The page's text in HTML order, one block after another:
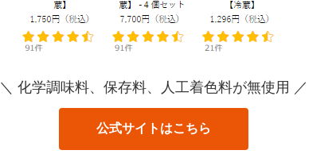
＼ 化学調味料、保存料、人工着色料が無使用 ／
公式サイトはこちら